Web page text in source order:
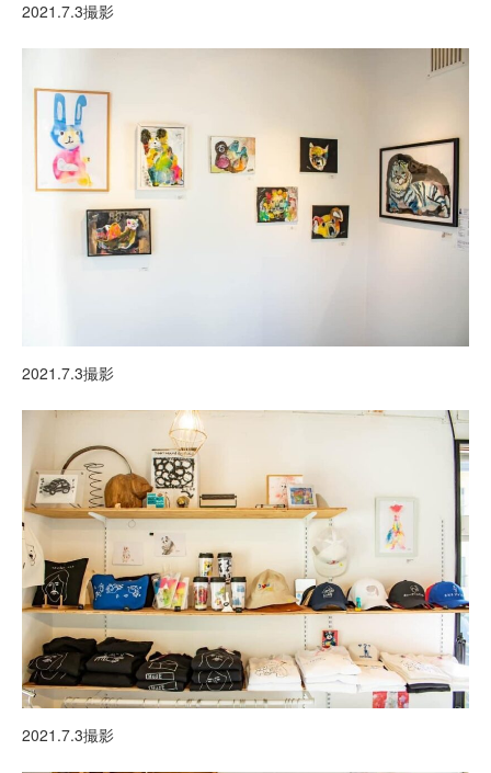
2021.7.3撮影
2021.7.3撮影
2021.7.3撮影